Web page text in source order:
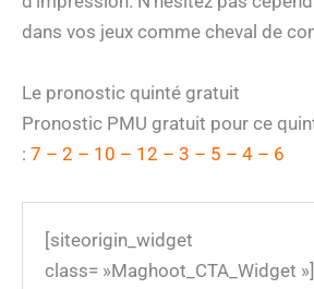
dans vos jeux comme cheval de
Le pronostic quinté gratuit
Pronostic PMU gratuit pour ce
: 7 – 2 – 10 – 12 – 3 – 5 – 4 – 6
[siteorigin_widget
class= »Maghoot_CTA_Widget »]